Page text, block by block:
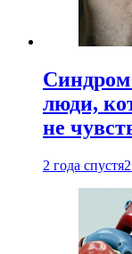
люди,
не
2 года спустя